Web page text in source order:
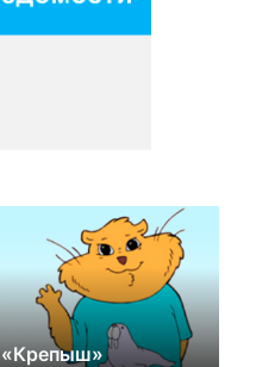
«Крепыш»